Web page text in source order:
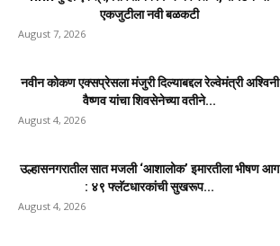
एकजुटीला नवी बळकटी
August 7, 2026
नवीन कोकण एक्सप्रेसला मंजुरी दिल्याबद्दल रेल्वेमंत्री अश्विनी
वैष्णव यांचा शिवसेनेच्या वतीने...
August 4, 2026
उल्हासनगरातील सात मजली ‘आशालोक’ इमारतीला भीषण आग
: ४९ फ्लॅटधारकांची सुखरूप...
August 4, 2026